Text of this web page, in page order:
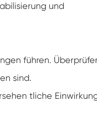
und
führen.
sind.
tliche